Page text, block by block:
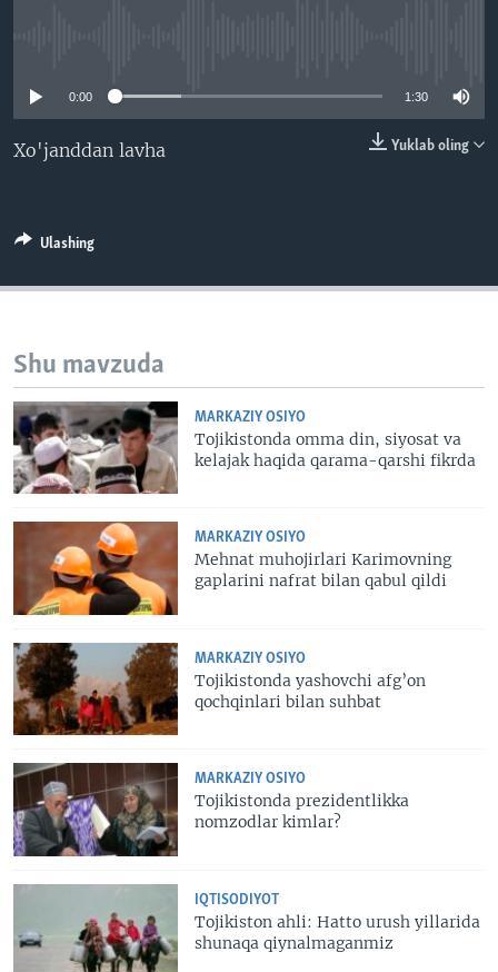
TWITTER
SOUNDCLOUD
VOA
0:00 1:30
Yuklab oling
Xo'janddan lavha
Ulashing
Shu mavzuda
MARKAZIY OSIYO
Tojikistonda omma din, siyosat va
kelajak haqida qarama-qarshi fikrda
MARKAZIY OSIYO
Mehnat muhojirlari Karimovning
gaplarini nafrat bilan qabul qildi
MARKAZIY OSIYO
Tojikistonda yashovchi afg’on
qochqinlari bilan suhbat
MARKAZIY OSIYO
Tojikistonda prezidentlikka
nomzodlar kimlar?
IQTISODIYOT
Tojikiston ahli: Hatto urush yillarida
shunaqa qiynalmaganmiz